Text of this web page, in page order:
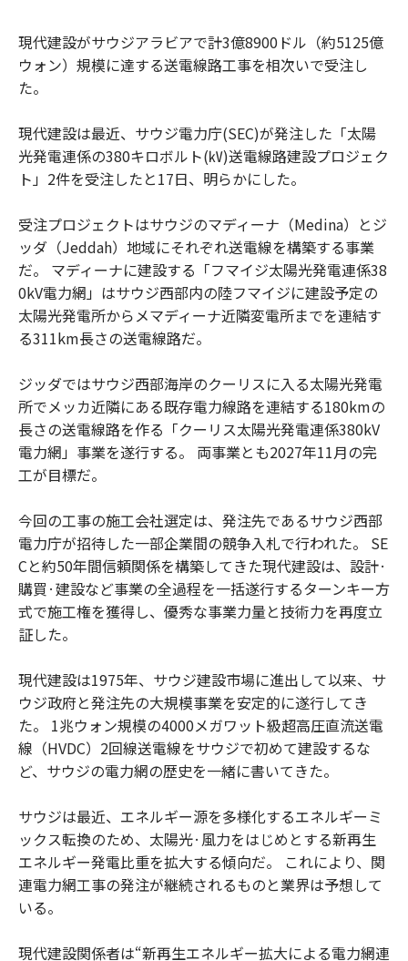
現代建設がサウジアラビアで計3億8900ドル（約5125億
ウォン）規模に達する送電線路工事を相次いで受注し
た。
現代建設は最近、サウジ電力庁(SEC)が発注した「太陽
光発電連係の380キロボルト(㎸)送電線路建設プロジェク
ト」2件を受注したと17日、明らかにした。
受注プロジェクトはサウジのマディーナ（Medina）とジ
ッダ（Jeddah）地域にそれぞれ送電線を構築する事業
だ。 マディーナに建設する「フマイジ太陽光発電連係38
0kV電力網」はサウジ西部内の陸フマイジに建設予定の
太陽光発電所からメマディーナ近隣変電所までを連結す
る311km長さの送電線路だ。
ジッダではサウジ西部海岸のクーリスに入る太陽光発電
所でメッカ近隣にある既存電力線路を連結する180kmの
長さの送電線路を作る「クーリス太陽光発電連係380kV
電力網」事業を遂行する。 両事業とも2027年11月の完
工が目標だ。
今回の工事の施工会社選定は、発注先であるサウジ西部
電力庁が招待した一部企業間の競争入札で行われた。 SE
Cと約50年間信頼関係を構築してきた現代建設は、設計·
購買·建設など事業の全過程を一括遂行するターンキー方
式で施工権を獲得し、優秀な事業力量と技術力を再度立
証した。
現代建設は1975年、サウジ建設市場に進出して以来、サ
ウジ政府と発注先の大規模事業を安定的に遂行してき
た。 1兆ウォン規模の4000メガワット級超高圧直流送電
線（HVDC）2回線送電線をサウジで初めて建設するな
ど、サウジの電力網の歴史を一緒に書いてきた。
サウジは最近、エネルギー源を多様化するエネルギーミ
ックス転換のため、太陽光·風力をはじめとする新再生
エネルギー発電比重を拡大する傾向だ。 これにより、関
連電力網工事の発注が継続されるものと業界は予想して
いる。
現代建設関係者は“新再生エネルギー拡大による電力網連